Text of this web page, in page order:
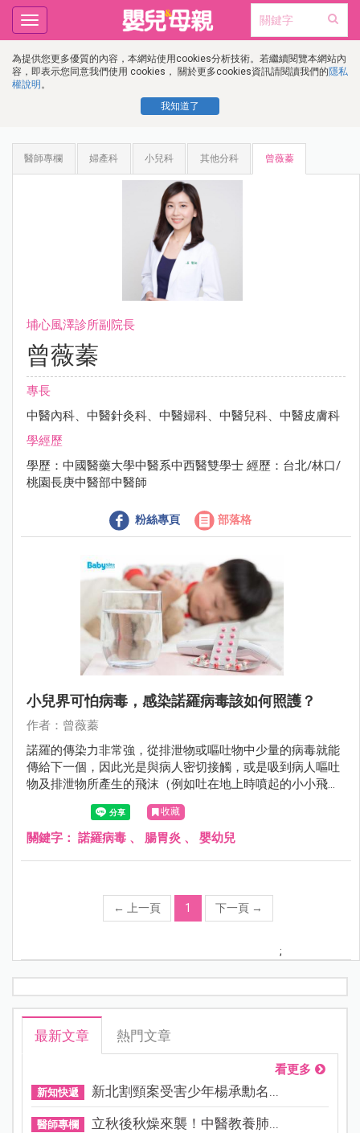
為提供您更多優質的內容，本網站使用cookies分析技術。若繼續閱覽本網站內
容，即表示您同意我們使用 cookies， 關於更多cookies資訊請閱讀我們的隱私
權說明 。
我知道了
Toggle
navigation
醫師專欄 婦產科 小兒科 其他分科 曾薇蓁
埔心風澤診所副院長
曾薇蓁
專長
中醫內科、中醫針灸科、中醫婦科、中醫兒科、中醫皮膚科
學經歷
學歷：中國醫藥大學中醫系中西醫雙學士 經歷：台北/林口/
桃園長庚中醫部中醫師
粉絲專頁 部落格
小兒界可怕病毒，感染諾羅病毒該如何照護？
作者：曾薇蓁
諾羅的傳染力非常強，從排泄物或嘔吐物中少量的病毒就能
傳給下一個，因此光是與病人密切接觸，或是吸到病人嘔吐
物及排泄物所產生的飛沫（例如吐在地上時噴起的小小飛
沫）也可能受感染。
收藏
關鍵字： 諾羅病毒 、 腸胃炎 、 嬰幼兒
← 上一頁 1 下一頁 →
;
最新文章 熱門文章
看更多
新知快遞 新北割頸案受害少年楊承勳名...
醫師專欄 立秋後秋燥來襲！中醫教養肺...